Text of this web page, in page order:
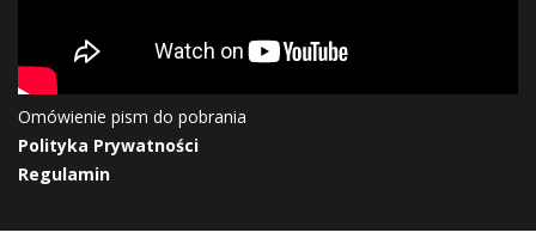
Omówienie pism do pobrania
Polityka Prywatności
Regulamin